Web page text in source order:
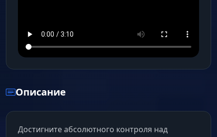
Описание
Достигните абсолютного контроля над